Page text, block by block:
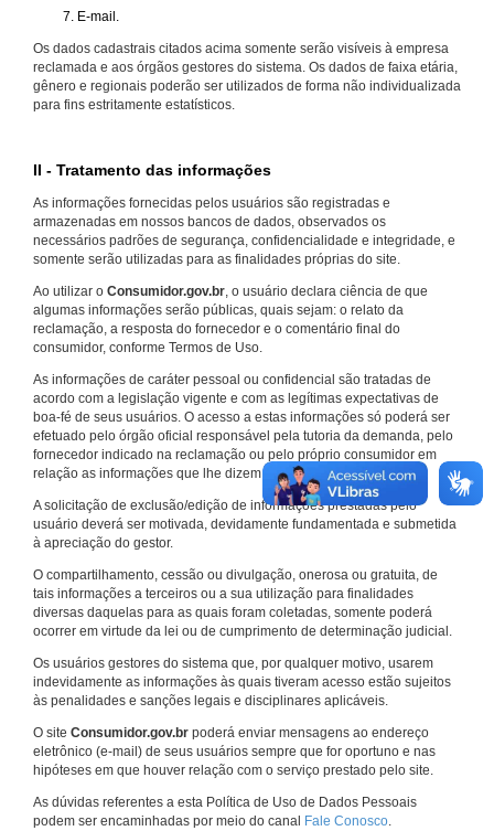
E-mail.
Os dados cadastrais citados acima somente serão visíveis à empresa
reclamada e aos órgãos gestores do sistema. Os dados de faixa etária,
gênero e regionais poderão ser utilizados de forma não individualizada
para fins estritamente estatísticos.
II - Tratamento das informações
As informações fornecidas pelos usuários são registradas e
armazenadas em nossos bancos de dados, observados os
necessários padrões de segurança, confidencialidade e integridade, e
somente serão utilizadas para as finalidades próprias do site.
Ao utilizar o Consumidor.gov.br, o usuário declara ciência de que
algumas informações serão públicas, quais sejam: o relato da
reclamação, a resposta do fornecedor e o comentário final do
consumidor, conforme Termos de Uso.
As informações de caráter pessoal ou confidencial são tratadas de
acordo com a legislação vigente e com as legítimas expectativas de
boa-fé de seus usuários. O acesso a estas informações só poderá ser
efetuado pelo órgão oficial responsável pela tutoria da demanda, pelo
fornecedor indicado na reclamação ou pelo próprio consumidor em
relação as informações que lhe dizem respeito.
A solicitação de exclusão/edição de informações prestadas pelo
usuário deverá ser motivada, devidamente fundamentada e submetida
à apreciação do gestor.
O compartilhamento, cessão ou divulgação, onerosa ou gratuita, de
tais informações a terceiros ou a sua utilização para finalidades
diversas daquelas para as quais foram coletadas, somente poderá
ocorrer em virtude da lei ou de cumprimento de determinação judicial.
Os usuários gestores do sistema que, por qualquer motivo, usarem
indevidamente as informações às quais tiveram acesso estão sujeitos
às penalidades e sanções legais e disciplinares aplicáveis.
O site Consumidor.gov.br poderá enviar mensagens ao endereço
eletrônico (e-mail) de seus usuários sempre que for oportuno e nas
hipóteses em que houver relação com o serviço prestado pelo site.
As dúvidas referentes a esta Política de Uso de Dados Pessoais
podem ser encaminhadas por meio do canal Fale Conosco.